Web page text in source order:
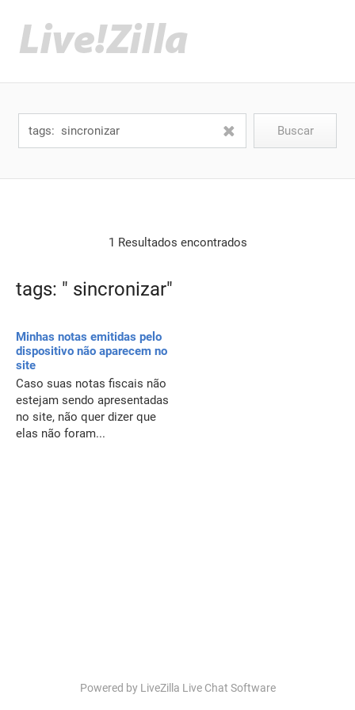
1 Resultados encontrados
tags: " sincronizar"
Minhas notas emitidas pelo
dispositivo não aparecem no
site
Caso suas notas fiscais não
estejam sendo apresentadas
no site, não quer dizer que
elas não foram...
Powered by LiveZilla Live Chat Software